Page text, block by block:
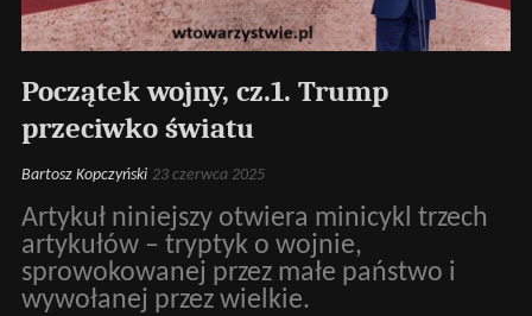
Początek wojny, cz.1. Trump
przeciwko światu
Bartosz Kopczyński 23 czerwca 2025
Artykuł niniejszy otwiera minicykl trzech
artykułów – tryptyk o wojnie,
sprowokowanej przez małe państwo i
wywołanej przez wielkie.